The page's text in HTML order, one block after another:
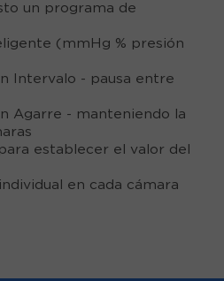
un programa de
(mmHg % presión
Intervalo - pausa entre
Agarre - manteniendo la
establecer el valor del
en cada cámara